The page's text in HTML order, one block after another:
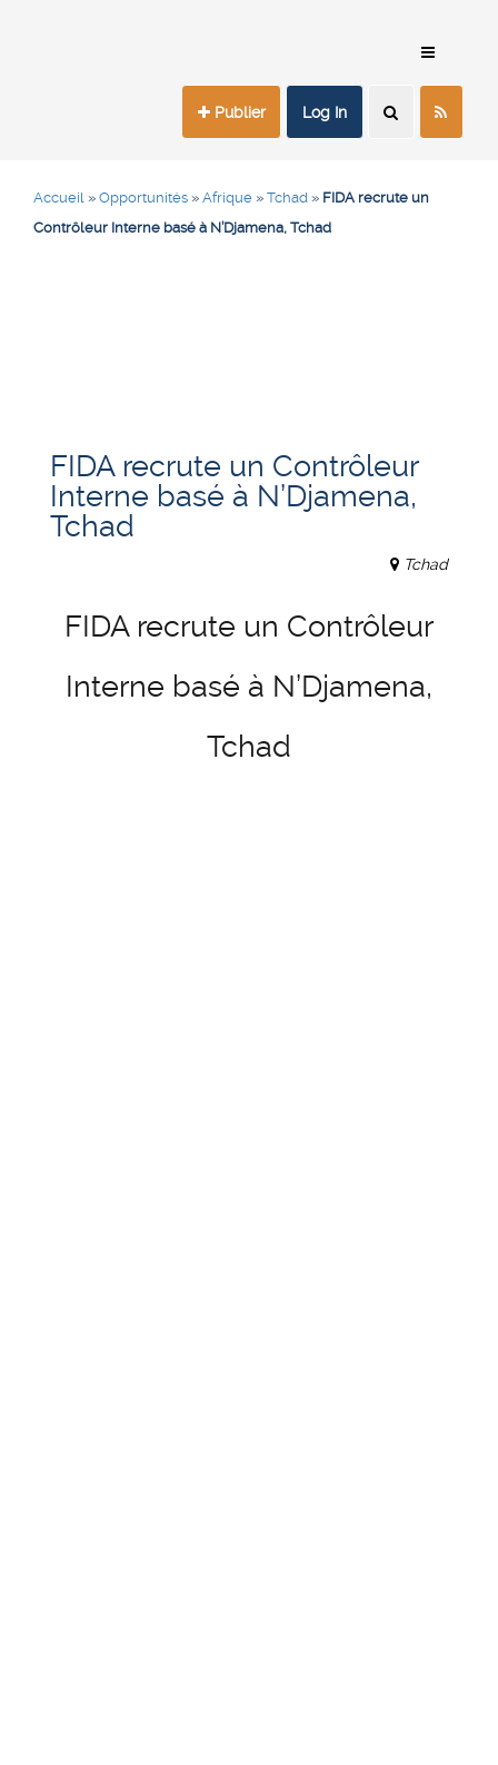
Publier Log In
Accueil » Opportunités » Afrique » Tchad » FIDA recrute un
Contrôleur Interne basé à N’Djamena, Tchad
FIDA recrute un Contrôleur
Interne basé à N’Djamena,
Tchad
Tchad
FIDA recrute un Contrôleur
Interne basé à N’Djamena,
Tchad